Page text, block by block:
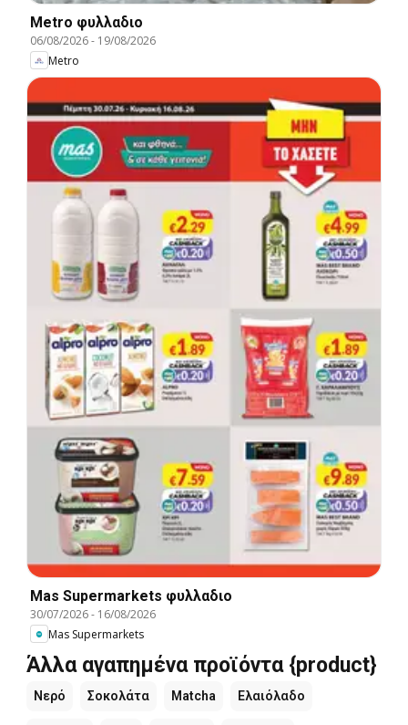
Metro φυλλαδιο
06/08/2026- 19/08/2026
Metro
Mas Supermarkets φυλλαδιο
30/07/2026- 16/08/2026
Mas Supermarkets
Άλλα αγαπημένα προϊόντα {product}
Νερό Σοκολάτα Matcha Ελαιόλαδο